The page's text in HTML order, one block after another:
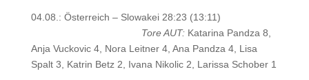
04.08.: Österreich – Slowakei 28:23 (13:11)
Tore AUT: Katarina Pandza 8,
Anja Vuckovic 4, Nora Leitner 4, Ana Pandza 4, Lisa
Spalt 3, Katrin Betz 2, Ivana Nikolic 2, Larissa Schober 1